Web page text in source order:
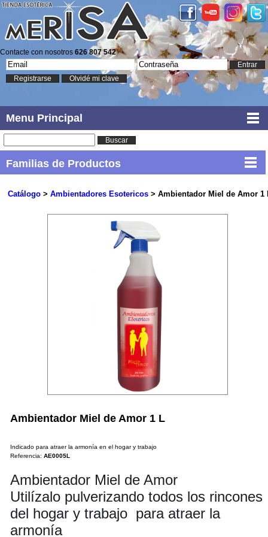
Contacte con nosotros 626 807 542
Entrar
Registrarse
Olvidé mi clave
Menu Principal
Buscar
Familias de Productos
Catálogo> Ambientadores Esotericos> Ambientador Miel de Amor 1
Ambientador Miel de Amor 1 L
Indicado para atraer la armonía en el hogar y trabajo
Referencia:AE0005L
Ambientador Miel de Amor
Utilízalo pulverizando todos los rincones
del hogar y trabajo para atraer la
armonía